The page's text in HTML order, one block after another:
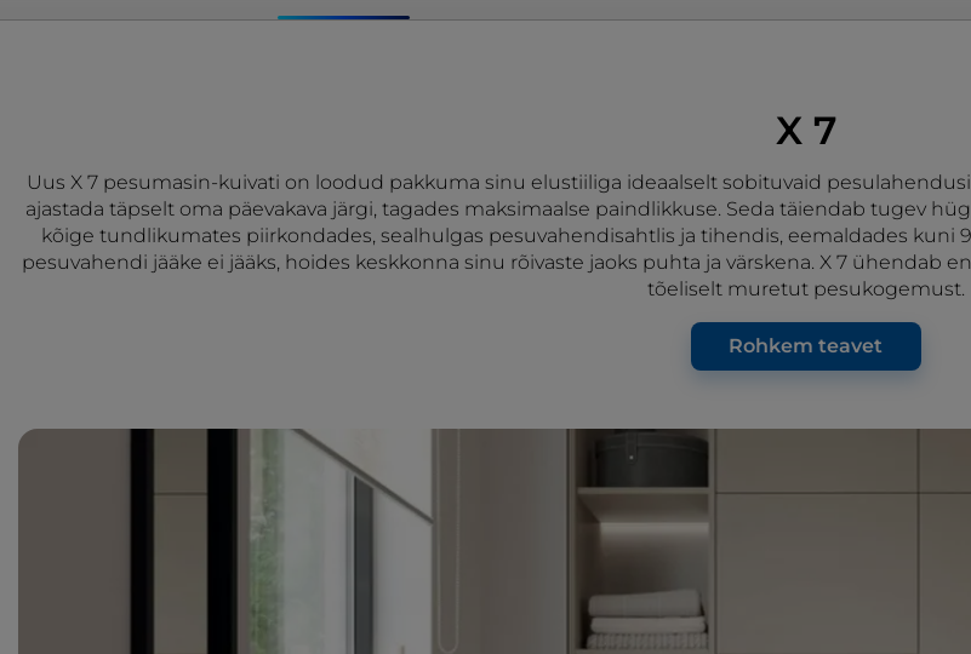
X 7
Uus X 7 pesumasin-kuivati on loodud pakkuma sinu elustiiliga ideaalselt sobituvaid
ajastada täpselt oma päevakava järgi, tagades maksimaalse paindlikkuse. Seda täiendab tugev
kõige tundlikumates piirkondades, sealhulgas pesuvahendisahtlis ja tihendis, eemaldades kuni
pesuvahendi jääke ei jääks, hoides keskkonna sinu rõivaste jaoks puhta ja värskena. X 7 ühendab
tõeliselt muretut pesukogemust.
Rohkem teavet